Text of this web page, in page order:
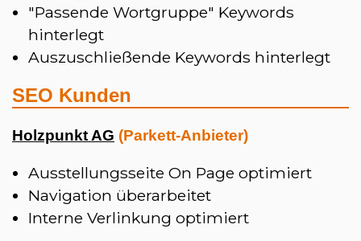
"Passende Wortgruppe" Keywords
hinterlegt
Auszuschließende Keywords hinterlegt
SEO Kunden
Holzpunkt AG (Parkett-Anbieter)
Ausstellungsseite On Page optimiert
Navigation überarbeitet
Interne Verlinkung optimiert